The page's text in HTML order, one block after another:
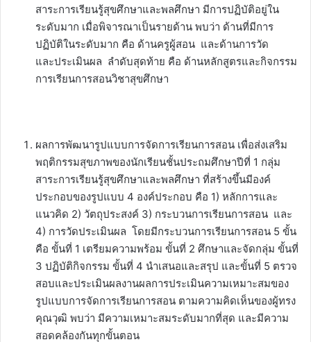
สาระการเรียนรู้สุขศึกษาและพลศึกษา มีการปฏิบัติอยู่ใน
ระดับมาก เมื่อพิจารณาเป็นรายด้าน พบว่า ด้านที่มีการ
ปฏิบัติในระดับมาก คือ ด้านครูผู้สอน และด้านการวัด
และประเมินผล ลำดับสุดท้าย คือ ด้านหลักสูตรและกิจกรรม
การเรียนการสอนวิชาสุขศึกษา
ผลการพัฒนารูปแบบการจัดการเรียนการสอน เพื่อส่งเสริม
พฤติกรรมสุขภาพของนักเรียนชั้นประถมศึกษาปีที่ 1 กลุ่ม
สาระการเรียนรู้สุขศึกษาและพลศึกษา ที่สร้างขึ้นมีองค์
ประกอบของรูปแบบ 4 องค์ประกอบ คือ 1) หลักการและ
แนวคิด 2) วัตถุประสงค์ 3) กระบวนการเรียนการสอน และ
4) การวัดประเมินผล โดยมีกระบวนการเรียนการสอน 5 ขั้น
คือ ขั้นที่ 1 เตรียมความพร้อม ขั้นที่ 2 ศึกษาและจัดกลุ่ม ขั้นที่
3 ปฏิบัติกิจกรรม ขั้นที่ 4 นำเสนอและสรุป และขั้นที่ 5 ตรวจ
สอบและประเมินผลงานผลการประเมินความเหมาะสมของ
รูปแบบการจัดการเรียนการสอน ตามความคิดเห็นของผู้ทรง
คุณวุฒิ พบว่า มีความเหมาะสมระดับมากที่สุด และมีความ
สอดคล้องกันทุกขั้นตอน